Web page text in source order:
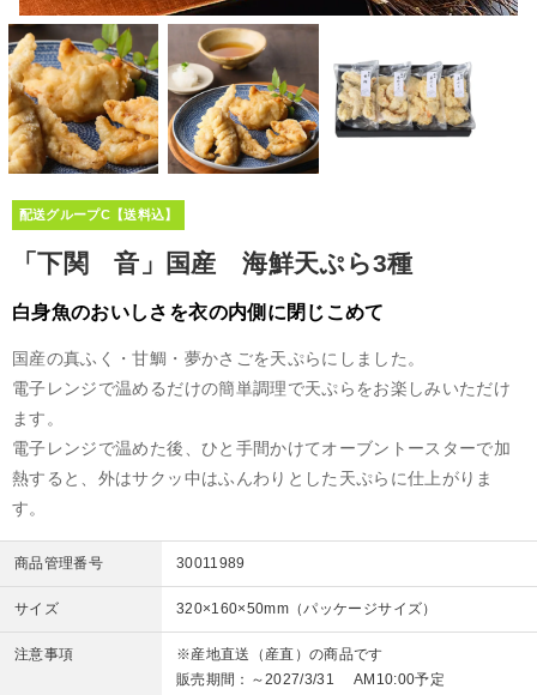
配送グループC【送料込】
「下関 音」国産 海鮮天ぷら3種
白身魚のおいしさを衣の内側に閉じこめて
国産の真ふく・甘鯛・夢かさごを天ぷらにしました。
電子レンジで温めるだけの簡単調理で天ぷらをお楽しみいただけ
ます。
電子レンジで温めた後、ひと手間かけてオーブントースターで加
熱すると、外はサクッ中はふんわりとした天ぷらに仕上がりま
す。
商品管理番号 30011989
サイズ 320×160×50mm（パッケージサイズ）
注意事項
※産地直送（産直）の商品です
販売期間：～2027/3/31 AM10:00予定